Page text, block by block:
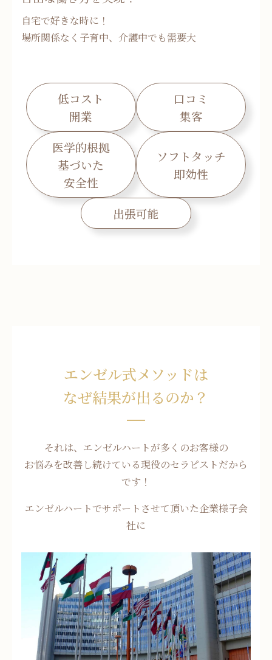
自宅で好きな時に！
場所関係なく子育中、介護中でも需要大
低コスト
開業
口コミ
集客
医学的根拠
基づいた
安全性
ソフトタッチ
即効性
出張可能
エンゼル式メソッドは
なぜ結果が出るのか？
それは、エンゼルハートが多くのお客様の
お悩みを改善し続けている現役のセラピストだから
です！
エンゼルハートでサポートさせて頂いた企業様子会
社に